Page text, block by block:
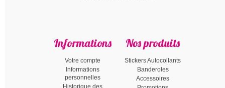
Informations
Votre compte
Informations
personnelles
Historique des
Nos produits
Stickers Autocollants
Banderoles
Accessoires